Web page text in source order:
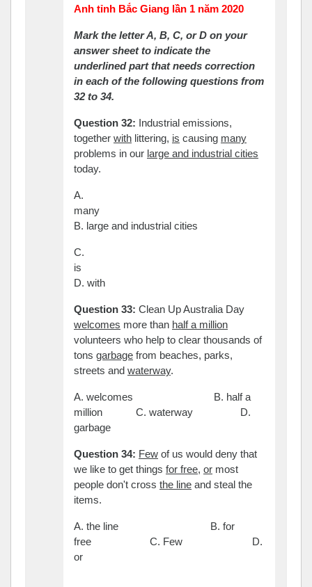
Anh tỉnh Bắc Giang lần 1 năm 2020
Mark the letter A, B, C, or D on your
answer sheet to indicate the
underlined part that needs correction
in each of the following questions from
32 to 34.
Question 32: Industrial emissions,
together with littering, is causing many
problems in our large and industrial cities
today.
A.
many
B. large and industrial cities
C.
is
D. with
Question 33: Clean Up Australia Day
welcomes more than half a million
volunteers who help to clear thousands of
tons garbage from beaches, parks,
streets and waterway.
A. welcomes B. half a
million C. waterway D.
garbage
Question 34: Few of us would deny that
we like to get things for free, or most
people don't cross the line and steal the
items.
A. the line B. for
free C. Few D.
or